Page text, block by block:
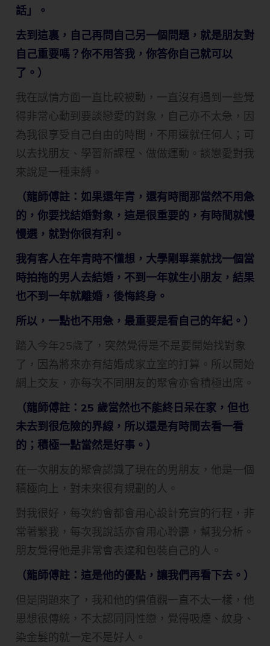
話」。
去到這裏，自己再問自己另一個問題，就是朋友對
自己重要嗎？你不用答我，你答你自己就可以
了。）
我在感情方面一直比較被動，一直沒有遇到一些覺
得非常心動到要談戀愛的對象，自己亦不太急，因
為我很享受自己自由的時間，不用遷就任何人；可
以去找朋友、學習新課程、做做運動。談戀愛對我
來說是一種束縛。
（龍師傅註：如果還年青，還有時間那當然不用急
的，你要找結婚對象，這是很重要的，有時間就慢
慢選，就對你很有利。
我有客人在年青時不懂想，大學剛畢業就找一個當
時拍拖的男人去結婚，不到一年就生小朋友，結果
也不到一年就離婚，後悔終身。
所以，一點也不用急，最重要是看自己的年紀。）
踏入今年25歲了，突然覺得是不是要開始找對象
了，因為將來亦有結婚成家立室的打算。所以開始
網上交友，亦每次不同朋友的聚會亦會積極出席。
（龍師傅註：25 歲當然也不能終日呆在家，但也
未去到很危險的界線，所以還是有時間去看一看
的；積極一點當然是好事。）
在一次朋友的聚會認識了現在的男朋友，他是一個
積極向上，對未來很有規劃的人。
對我很好，每次約會都會用心設計充實的行程，非
常著緊我，每次我說話亦會用心聆聽，幫我分析。
朋友覺得他是非常會表達和包裝自己的人。
（龍師傅註：這是他的優點，讓我們再看下去。）
但是問題來了，我和他的價值觀一直不太一樣，他
思想很傳統，不太認同同性戀，覺得吸煙、紋身、
染金髮的就一定不是好人。